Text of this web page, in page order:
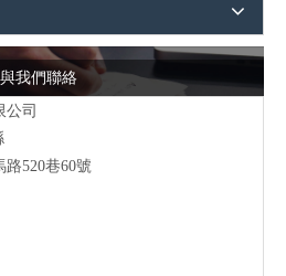
與我們聯絡
司
520巷60號